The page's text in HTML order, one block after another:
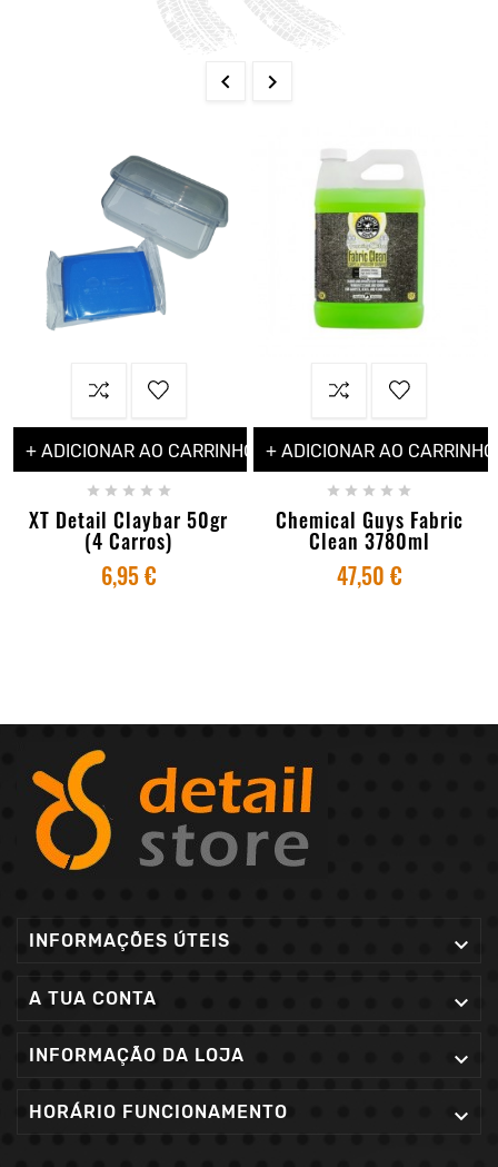
 
+ ADICIONAR AO CARRINHO
    
XT Detail Claybar 50gr
(4 Carros)
6,95 €
+ ADICIONAR AO CARRINHO
    
Chemical Guys Fabric
Clean 3780ml
47,50 €
INFORMAÇÕES ÚTEIS 
A TUA CONTA 
INFORMAÇÃO DA LOJA 
HORÁRIO FUNCIONAMENTO 